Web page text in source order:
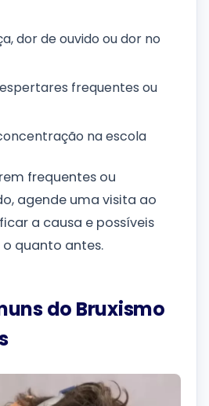
dor de ouvido ou dor no
frequentes ou
na escola
frequentes ou
agende uma visita ao
a causa e possíveis
quanto antes.
do Bruxismo